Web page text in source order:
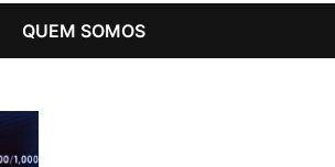
QUEM SOMOS